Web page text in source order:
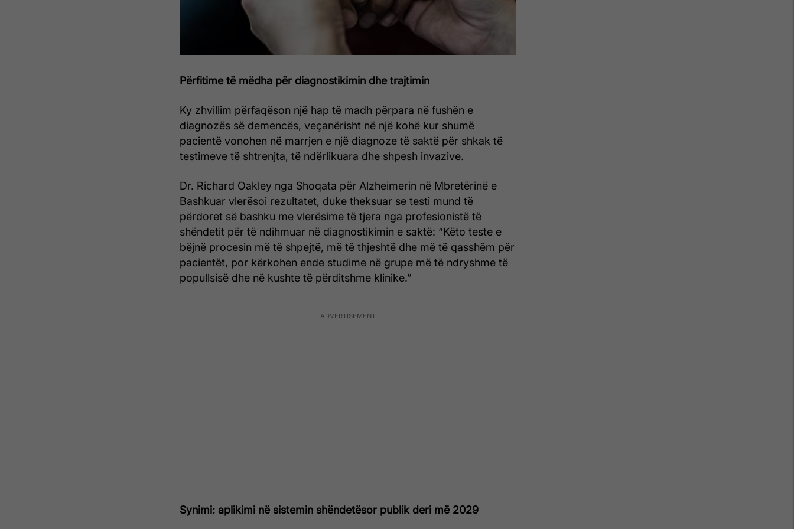
Përfitime të mëdha për diagnostikimin dhe trajtimin
Ky zhvillim përfaqëson një hap të madh përpara në fushën e
diagnozës së demencës, veçanërisht në një kohë kur shumë
pacientë vonohen në marrjen e një diagnoze të saktë për shkak të
testimeve të shtrenjta, të ndërlikuara dhe shpesh invazive.
Dr. Richard Oakley nga Shoqata për Alzheimerin në Mbretërinë e
Bashkuar vlerësoi rezultatet, duke theksuar se testi mund të
përdoret së bashku me vlerësime të tjera nga profesionistë të
shëndetit për të ndihmuar në diagnostikimin e saktë: “Këto teste e
bëjnë procesin më të shpejtë, më të thjeshtë dhe më të qasshëm për
pacientët, por kërkohen ende studime në grupe më të ndryshme të
popullsisë dhe në kushte të përditshme klinike.”
Synimi: aplikimi në sistemin shëndetësor publik deri më 2029